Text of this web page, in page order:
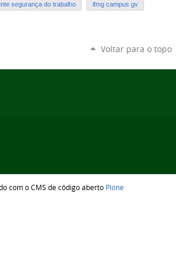
segurança do trabalho ifmg campus gv
Voltar para o topo
com o CMS de código aberto Plone